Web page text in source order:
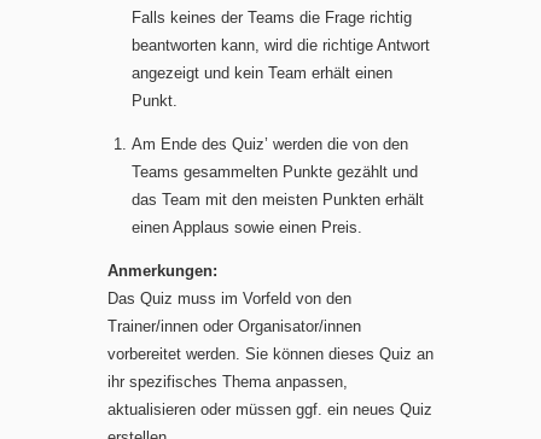
Falls keines der Teams die Frage richtig
beantworten kann, wird die richtige Antwort
angezeigt und kein Team erhält einen
Punkt.
Am Ende des Quiz’ werden die von den
Teams gesammelten Punkte gezählt und
das Team mit den meisten Punkten erhält
einen Applaus sowie einen Preis.
Anmerkungen:
Das Quiz muss im Vorfeld von den
Trainer/innen oder Organisator/innen
vorbereitet werden. Sie können dieses Quiz an
ihr spezifisches Thema anpassen,
aktualisieren oder müssen ggf. ein neues Quiz